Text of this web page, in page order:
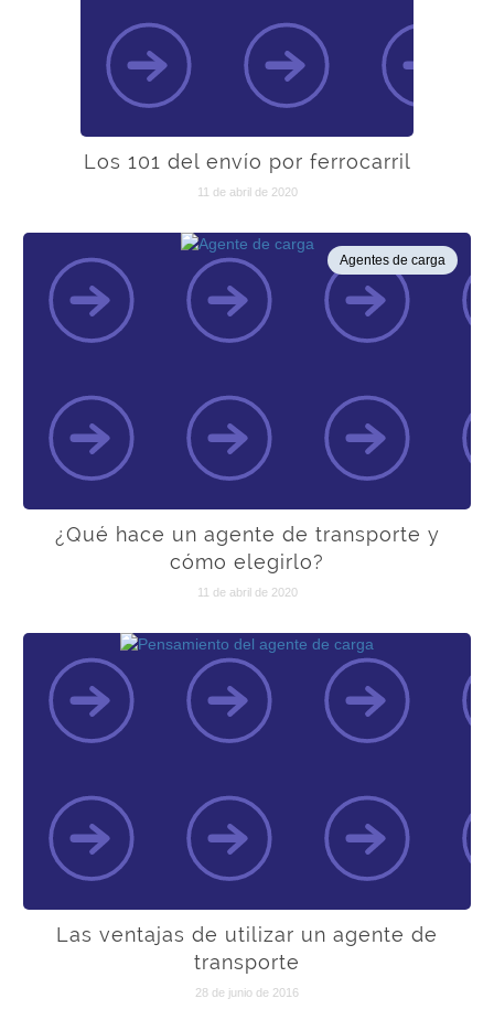
Los 101 del envío por ferrocarril
11 de abril de 2020
Agentes de carga
¿Qué hace un agente de transporte y
cómo elegirlo?
11 de abril de 2020
Las ventajas de utilizar un agente de
transporte
28 de junio de 2016